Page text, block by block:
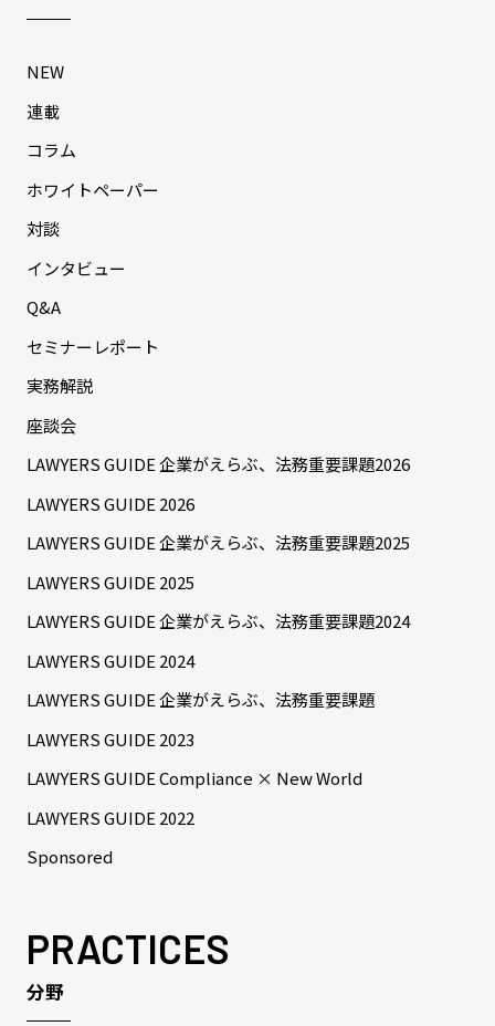
NEW
連載
コラム
ホワイトペーパー
対談
インタビュー
Q&A
セミナーレポート
実務解説
座談会
LAWYERS GUIDE 企業がえらぶ、法務重要課題2026
LAWYERS GUIDE 2026
LAWYERS GUIDE 企業がえらぶ、法務重要課題2025
LAWYERS GUIDE 2025
LAWYERS GUIDE 企業がえらぶ、法務重要課題2024
LAWYERS GUIDE 2024
LAWYERS GUIDE 企業がえらぶ、法務重要課題
LAWYERS GUIDE 2023
LAWYERS GUIDE Compliance × New World
LAWYERS GUIDE 2022
Sponsored
PRACTICES
分野